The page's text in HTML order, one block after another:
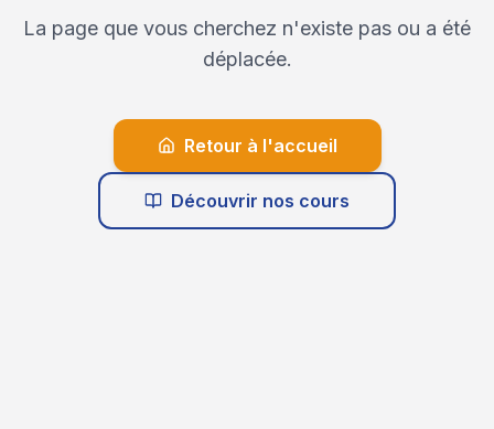
La page que vous cherchez n'existe pas ou a été
déplacée.
Retour à l'accueil
Découvrir nos cours